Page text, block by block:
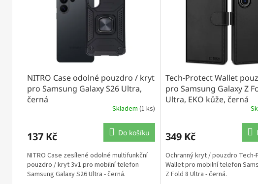
NITRO Case odolné pouzdro / kryt
pro Samsung Galaxy S26 Ultra,
černá
Skladem (1 ks)
137 Kč Do košíku
NITRO Case zesílené odolné multifunkční
pouzdro / kryt 3v1 pro mobilní telefon
Samsung Galaxy S26 Ultra - černá.
Tech-Protect Wallet
pro Samsung Galaxy Z
Ultra, EKO kůže, černá
349 Kč
Ochranný kryt / pouzdro
Wallet pro mobilní telefon
Z Fold 8 Ultra - černá.